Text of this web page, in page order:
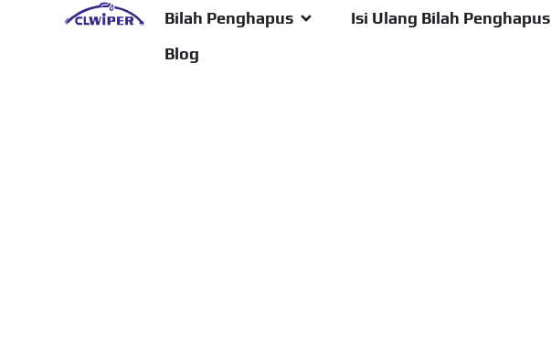
Bilah Penghapus Isi Ulang Bilah Penghapus
Blog